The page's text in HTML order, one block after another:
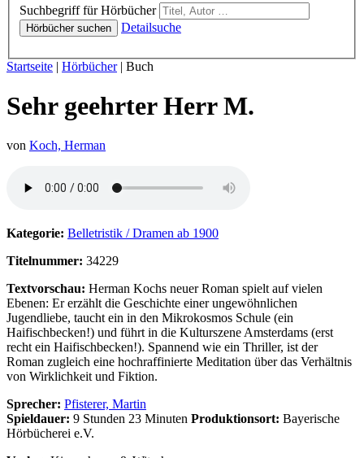
Suchbegriff für Hörbücher
Hörbücher suchen Detailsuche
Sie sind hier:
Startseite | Hörbücher| Buch
Sehr geehrter Herr M.
von Koch, Herman
Kategorie: Belletristik / Dramen ab 1900
Titelnummer: 34229
Textvorschau: Herman Kochs neuer Roman spielt auf vielen
Ebenen: Er erzählt die Geschichte einer ungewöhnlichen
Jugendliebe, taucht ein in den Mikrokosmos Schule (ein
Haifischbecken!) und führt in die Kulturszene Amsterdams (erst
recht ein Haifischbecken!). Spannend wie ein Thriller, ist der
Roman zugleich eine hochraffinierte Meditation über das Verhältnis
von Wirklichkeit und Fiktion.
Sprecher: Pfisterer, Martin
Spieldauer: 9 Stunden 23 Minuten Produktionsort: Bayerische
Hörbücherei e.V.